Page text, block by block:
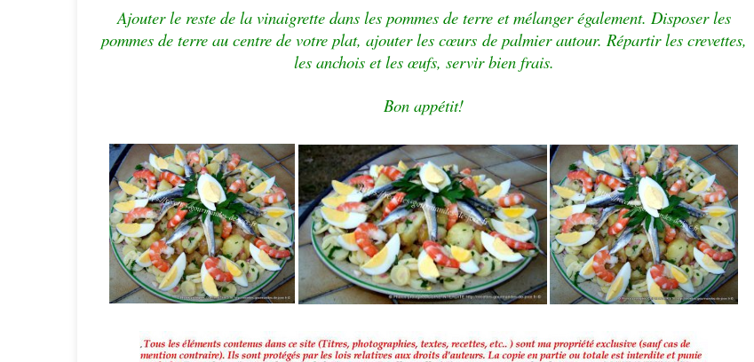
Ajouter le reste de la vinaigrette dans les pommes de terre et mélanger également. Disposer les
pommes de terre au centre de votre plat, ajouter les cœursde palmier autour. Répartir les crevettes,
les anchois et les œufs, servir bien frais.
Bon appétit!